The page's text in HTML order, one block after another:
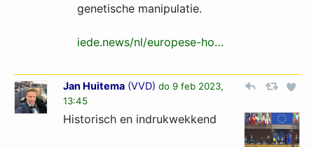
genetische manipulatie.
iede.news/nl/europese-ho…
Jan Huitema (VVD) do 9 feb 2023,
13:45
Historisch en indrukwekkend